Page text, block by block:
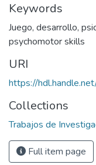
Keywords
Juego, desarrollo,
psychomotor skills
URI
https://
Collections
Trabajos de
Full item page